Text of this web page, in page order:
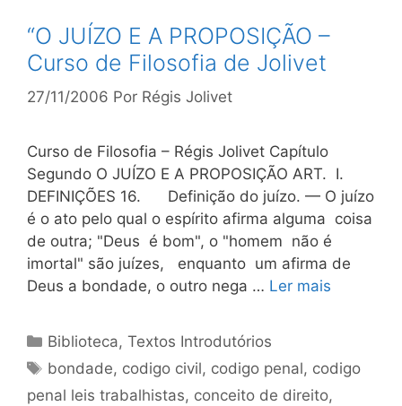
“O JUÍZO E A PROPOSIÇÃO –
Curso de Filosofia de Jolivet
27/11/2006 Por Régis Jolivet
Curso de Filosofia – Régis Jolivet Capítulo
Segundo O JUÍZO Ε Α PROPOSIÇÃO ART. I.
DEFINIÇÕES 16. Definição do juízo. — O juízo
é o ato pelo qual o espírito afirma alguma coisa
de outra; "Deus é bom", o "homem não é
imortal" são juízes, enquanto um afirma de
Deus a bondade, o outro nega … Ler mais
Categorias
Biblioteca,Textos Introdutórios
Tags
bondade, codigo civil, codigo penal, codigo
penal leis trabalhistas, conceito de direito,